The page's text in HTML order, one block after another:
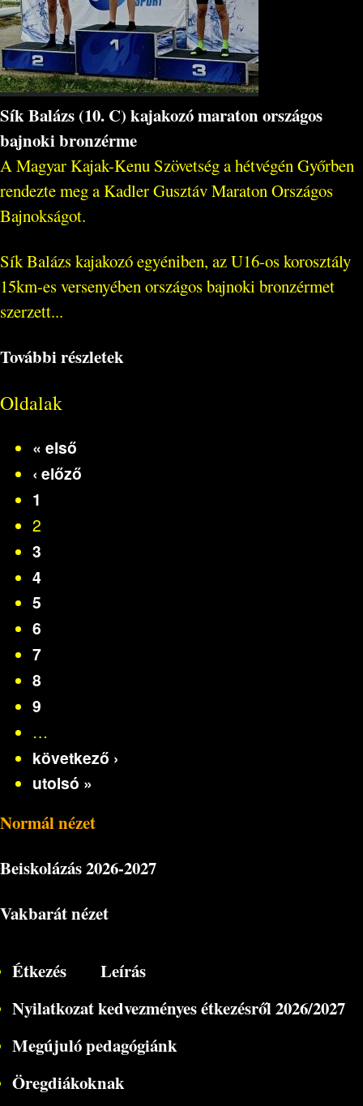
Sík Balázs (10. C) kajakozó maraton országos
bajnoki bronzérme
A Magyar Kajak-Kenu Szövetség a hétvégén Győrben
rendezte meg a Kadler Gusztáv Maraton Országos
Bajnokságot.
Sík Balázs kajakozó egyéniben, az U16-os korosztály
15km-es versenyében országos bajnoki bronzérmet
szerzett...
További részletek
Oldalak
« első
‹ előző
1
2
3
4
5
6
7
8
9
…
következő ›
utolsó »
Normál nézet
Beiskolázás2026-2027
Vakbarát nézet
Étkezés
Leírás
Nyilatkozat kedvezményes étkezésről 2026/2027
Megújuló pedagógiánk
Öregdiákoknak